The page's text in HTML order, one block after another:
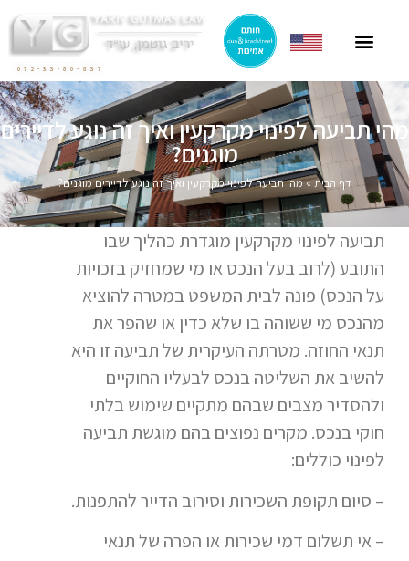
072-33-80-837
מהי תביעה לפינוי מקרקעין ואיך זה נוגע לדיירים
מוגנים?
דף הבית»מהי תביעה לפינוי מקרקעין ואיך זה נוגע לדיירים מוגנים?
תביעה לפינוי מקרקעין מוגדרת כהליך שבו
התובע (לרוב בעל הנכס או מי שמחזיק בזכויות
על הנכס) פונה לבית המשפט במטרה להוציא
מהנכס מי ששוהה בו שלא כדין או שהפר את
תנאי החוזה. מטרתה העיקרית של תביעה זו היא
להשיב את השליטה בנכס לבעליו החוקיים
ולהסדיר מצבים שבהם מתקיים שימוש בלתי
חוקי בנכס. מקרים נפוצים בהם מוגשת תביעה
לפינוי כוללים:
– סיום תקופת השכירות וסירוב הדייר להתפנות.
– אי תשלום דמי שכירות או הפרה של תנאי